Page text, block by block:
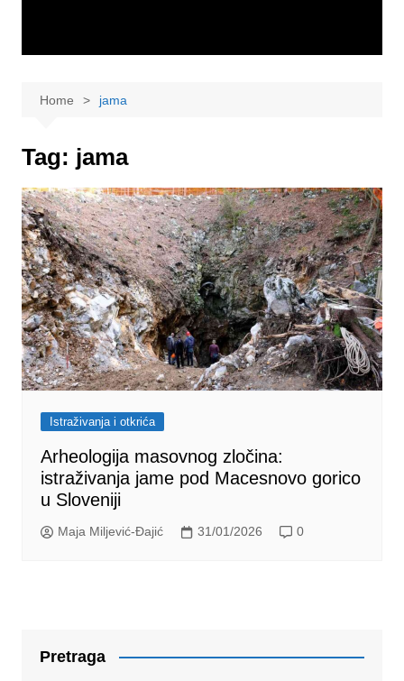
Home jama
Tag: jama
Istraživanja i otkrića
Arheologija masovnog zločina:
istraživanja jame pod Macesnovo gorico
u Sloveniji
Maja Miljević-Đajić 31/01/2026 0
Pretraga